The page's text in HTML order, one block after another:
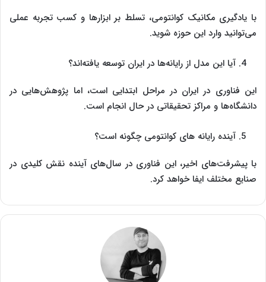
با یادگیری مکانیک کوانتومی، تسلط بر ابزارها و کسب تجربه عملی
می‌توانید وارد این حوزه شوید.
آیا این مدل از رایانه‌ها در ایران توسعه یافته‌اند؟
این فناوری در ایران در مراحل ابتدایی است، اما پژوهش‌هایی در
دانشگاه‌ها و مراکز تحقیقاتی در حال انجام است.
آینده رایانه ‌های کوانتومی چگونه است؟
با پیشرفت‌های اخیر، این فناوری در سال‌های آینده نقش کلیدی در
صنایع مختلف ایفا خواهد کرد.